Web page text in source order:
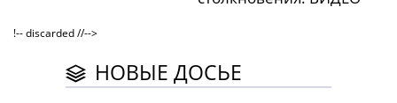
!-- discarded //-->
НОВЫЕ ДОСЬЕ